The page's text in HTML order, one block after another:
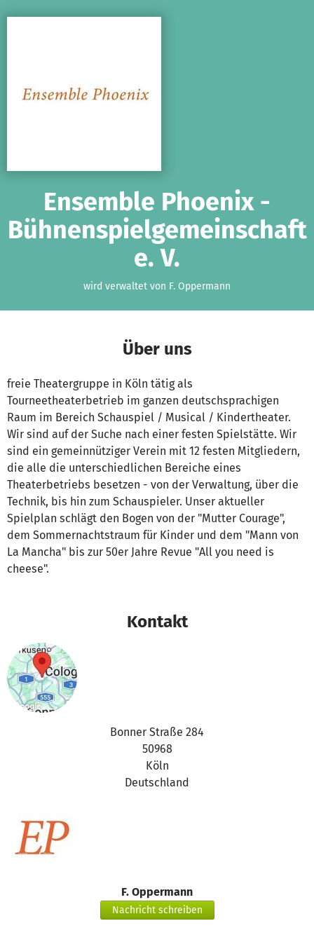
Ensemble Phoenix -
Bühnenspielgemeinschaft
e. V.
wird verwaltet von F. Oppermann
Über uns
freie Theatergruppe in Köln tätig als
Tourneetheaterbetrieb im ganzen deutschsprachigen
Raum im Bereich Schauspiel / Musical / Kindertheater.
Wir sind auf der Suche nach einer festen Spielstätte. Wir
sind ein gemeinnütziger Verein mit 12 festen Mitgliedern,
die alle die unterschiedlichen Bereiche eines
Theaterbetriebs besetzen - von der Verwaltung, über die
Technik, bis hin zum Schauspieler. Unser aktueller
Spielplan schlägt den Bogen von der "Mutter Courage",
dem Sommernachtstraum für Kinder und dem "Mann von
La Mancha" bis zur 50er Jahre Revue "All you need is
cheese".
Kontakt
Bonner Straße 284
50968
Köln
Deutschland
F. Oppermann
Nachricht schreiben